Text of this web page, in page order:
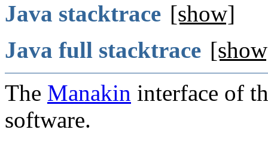
Java stacktrace [show]
Java full stacktrace
The Manakin interface of
software.